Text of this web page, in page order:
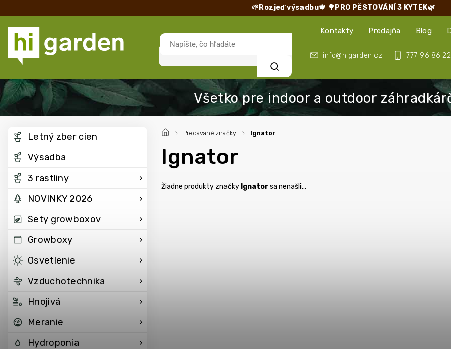
🌱Rozjeď výsadbu🍁 🌳PRO PĚSTOVÁNÍ 3 KYTEK🌿
777 96 86 22
info@higarden.cz
Kontakty Predajňa Blog
Hľadať
/ Predávané značky / Ignator
Letný zber cien
Výsadba
3 rastliny
NOVINKY 2026
Sety growboxov
Growboxy
Osvetlenie
Vzduchotechnika
Hnojivá
Meranie
Hydroponia
Ignator
Žiadne produkty značky Ignatorsa nenašli...